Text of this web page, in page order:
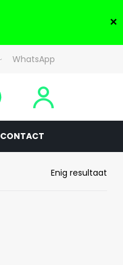
✕
WhatsApp
CONTACT
Enig resultaat